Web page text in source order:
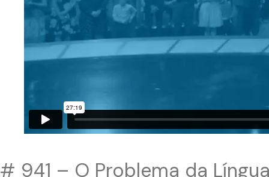
# 941 – O Problema da